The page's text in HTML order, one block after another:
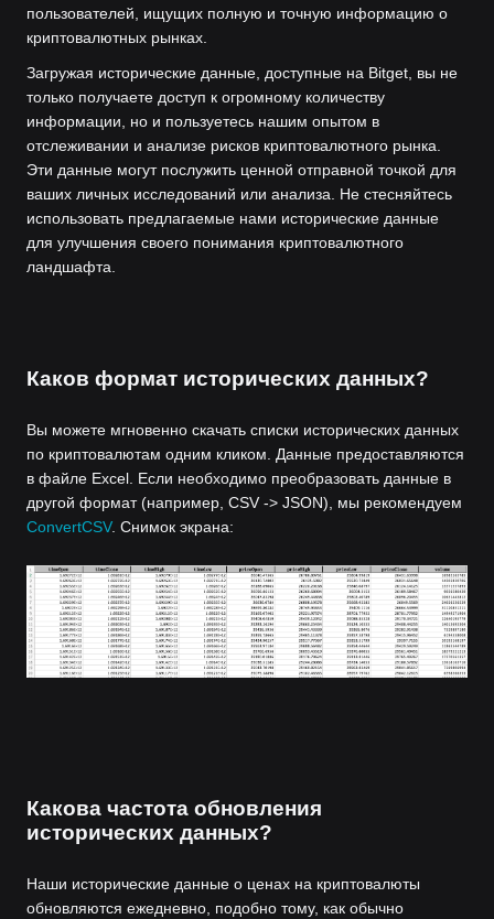
пользователей, ищущих полную и точную информацию о
криптовалютных рынках.
Загружая исторические данные, доступные на Bitget, вы не
только получаете доступ к огромному количеству
информации, но и пользуетесь нашим опытом в
отслеживании и анализе рисков криптовалютного рынка.
Эти данные могут послужить ценной отправной точкой для
ваших личных исследований или анализа. Не стесняйтесь
использовать предлагаемые нами исторические данные
для улучшения своего понимания криптовалютного
ландшафта.
Каков формат исторических данных?
Вы можете мгновенно скачать списки исторических данных
по криптовалютам одним кликом. Данные предоставляются
в файле Excel. Если необходимо преобразовать данные в
другой формат (например, CSV -> JSON), мы рекомендуем
ConvertCSV. Снимок экрана:
Какова частота обновления
исторических данных?
Наши исторические данные о ценах на криптовалюты
обновляются ежедневно, подобно тому, как обычно